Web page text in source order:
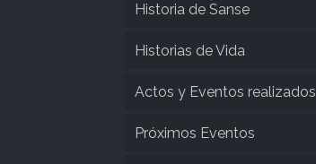
Historia de Sanse
Historias de Vida
Actos y Eventos realizados
Próximos Eventos